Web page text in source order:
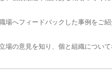
場へフィードバックした事例をご
場の意見を知り、個と組織につい